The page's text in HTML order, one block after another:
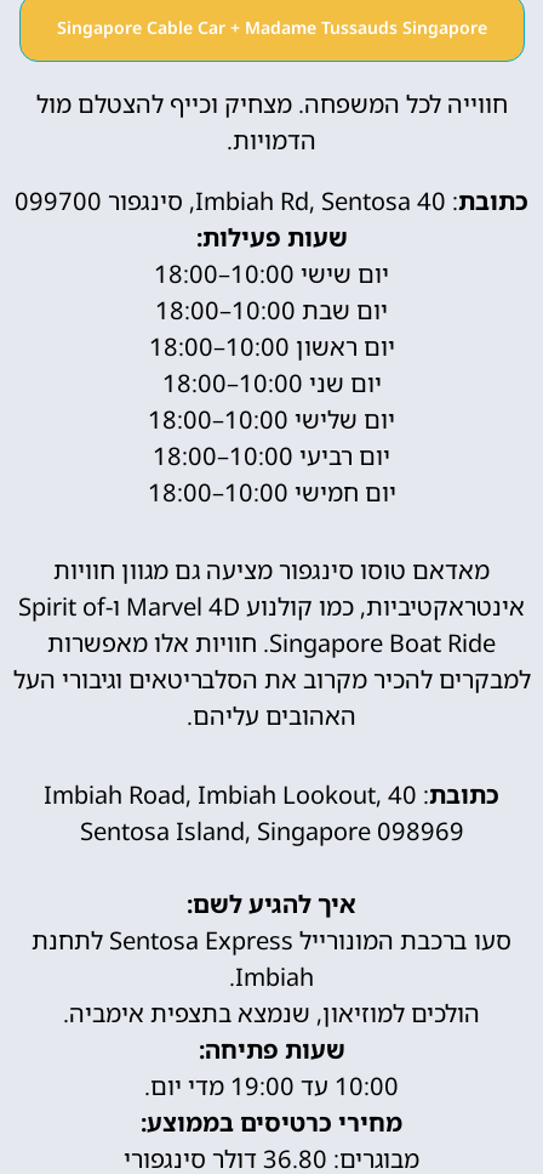
Singapore Cable Car + Madame Tussauds Singapore
חווייה לכל המשפחה. מצחיק וכייף להצטלם מול
הדמויות.
כתובת: 40 Imbiah Rd, Sentosa, סינגפור 099700
שעות פעילות:
יום שישי 10:00–18:00
יום שבת 10:00–18:00
יום ראשון 10:00–18:00
יום שני 10:00–18:00
יום שלישי 10:00–18:00
יום רביעי 10:00–18:00
יום חמישי 10:00–18:00
מאדאם טוסו סינגפור מציעה גם מגוון חוויות
אינטראקטיביות, כמו קולנוע Marvel 4D ו-Spirit of
Singapore Boat Ride. חוויות אלו מאפשרות
למבקרים להכיר מקרוב את הסלבריטאים וגיבורי העל
האהובים עליהם.
כתובת
: 40 Imbiah Road, Imbiah Lookout,
Sentosa Island, Singapore 098969
איך להגיע לשם:
סעו ברכבת המונורייל Sentosa Express לתחנת
Imbiah.
הולכים למוזיאון, שנמצא בתצפית אימביה.
שעות פתיחה:
10:00 עד 19:00 מדי יום.
מחירי כרטיסים בממוצע:
מבוגרים: 36.80 דולר סינגפורי